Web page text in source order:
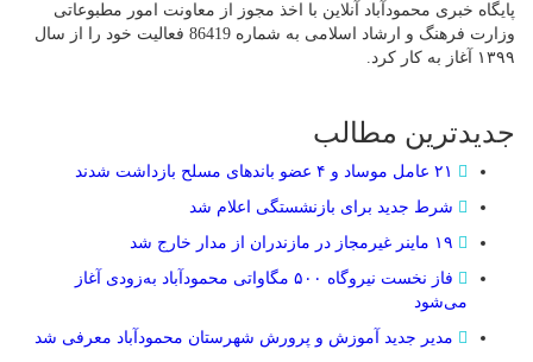
پایگاه خبری محمودآباد آنلاین با اخذ مجوز از معاونت امور مطبوعاتی
وزارت فرهنگ و ارشاد اسلامی به شماره 86419 فعالیت خود را از سال
۱۳۹۹ آغاز به کار کرد.
جدیدترین مطالب
شرط جدید برای بازنشستگی اعلام شد
فاز نخست نیروگاه ۵۰۰ مگاواتی محمودآباد به‌زودی آغاز
می‌شود
مدیر جدید آموزش و پرورش شهرستان محمودآباد معرفی شد